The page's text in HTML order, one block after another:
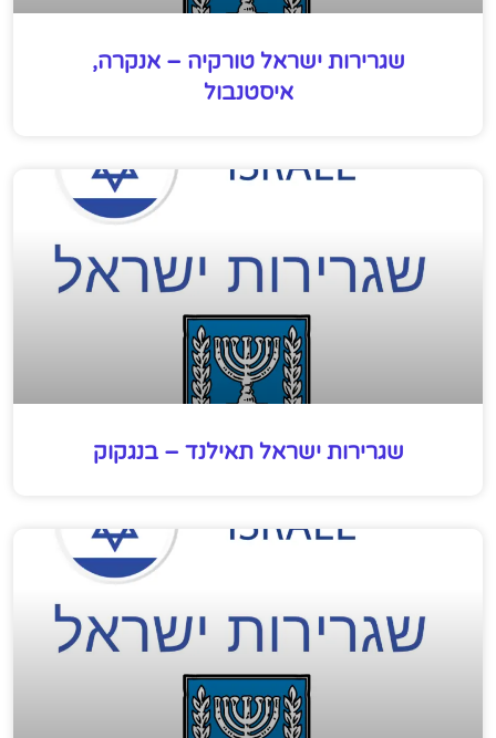
שגרירות ישראל טורקיה – אנקרה,
איסטנבול
שגרירות ישראל תאילנד – בנגקוק